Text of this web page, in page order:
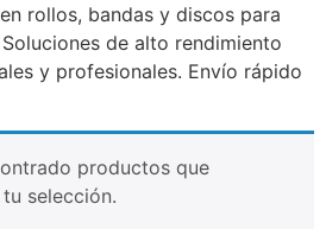
rollos, bandas y discos para
de alto rendimiento
y profesionales. Envío rápido
productos que
selección.